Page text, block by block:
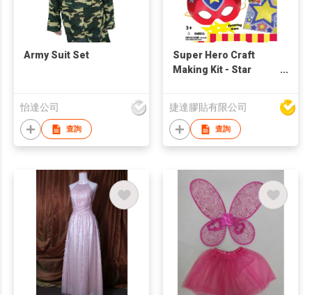
Army Suit Set
怡達公司
查詢
Super Hero Craft
Making Kit - Star
捷達膠貼有限公司
查詢